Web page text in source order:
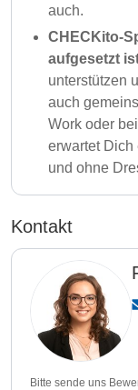
auch.
CHECKito-
aufgesetzt
unterstützen
auch
Work oder
erwartet Dich
und ohne
Kontakt
Bitte sende uns